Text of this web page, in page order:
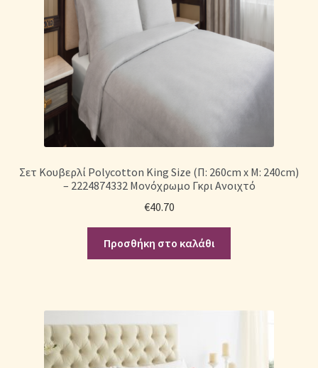
Σετ Κουβερλί Polycotton King Size (Π: 260cm x Μ: 240cm)
– 2224874332 Μονόχρωμο Γκρι Ανοιχτό
€40.70
Προσθήκη στο καλάθι